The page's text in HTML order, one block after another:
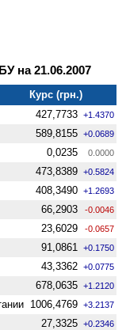
на 21.06.2007
Курс (грн.)
427,7733 +1.4370
589,8155 +0.0689
0,0235 0.0000
473,8389 +0.5824
408,3490 +1.2693
66,2903 -0.0046
23,6029 -0.0657
91,0861 +0.1750
43,3362 +0.0775
678,0635 +1.2120
1006,4769 +3.2137
27,3325 +0.2346